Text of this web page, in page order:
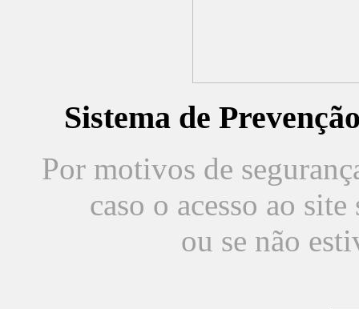
Sistema de
Por motivos de
caso o acesso ao
ou se não